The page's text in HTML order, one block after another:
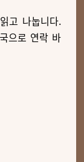
고 나눕니다.
으로 연락 바